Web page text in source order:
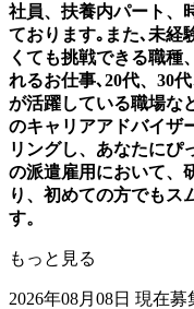
社員、扶養内パート、
ております｡また､未経
くても挑戦できる職種
れるお仕事､20代、30
が活躍している職場な
のキャリアアドバイザ
リングし、あなたにぴ
の派遣雇用において、
り、初めての方でもス
す。
もっと見る
2026年08月08日 現在募